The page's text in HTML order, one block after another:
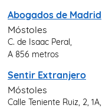
Abogados de Madrid
Móstoles
C. de Isaac Peral,
A 856 metros
Sentir Extranjero
Móstoles
Calle Teniente Ruiz, 2, 1A,